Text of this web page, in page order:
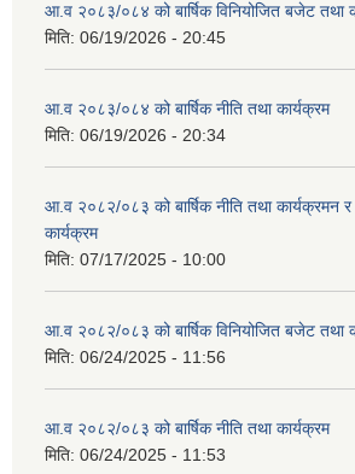
आ.व २०८३/०८४ को बार्षिक विनियोजित बजेट तथा
मिति: 06/19/2026 - 20:45
आ.व २०८३/०८४ को बार्षिक नीति तथा कार्यक्रम
मिति: 06/19/2026 - 20:34
आ.व २०८२/०८३ को बार्षिक नीति तथा कार्यक्रमन
कार्यक्रम
मिति: 07/17/2025 - 10:00
आ.व २०८२/०८३ को बार्षिक विनियोजित बजेट तथा
मिति: 06/24/2025 - 11:56
आ.व २०८२/०८३ को बार्षिक नीति तथा कार्यक्रम
मिति: 06/24/2025 - 11:53